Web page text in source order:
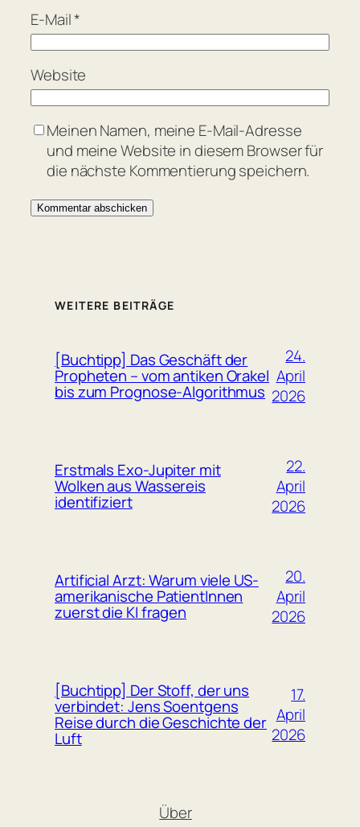
E-Mail*
Website
Meinen Namen, meine E-Mail-Adresse
und meine Website in diesem Browser für
die nächste Kommentierung speichern.
WEITERE BEITRÄGE
[Buchtipp] Das Geschäft der
Propheten – vom antiken Orakel
bis zum Prognose-Algorithmus
24.
April
2026
Erstmals Exo-Jupiter mit
Wolken aus Wassereis
identifiziert
22.
April
2026
Artificial Arzt: Warum viele US-
amerikanische PatientInnen
zuerst die KI fragen
20.
April
2026
[Buchtipp] Der Stoff, der uns
verbindet: Jens Soentgens
Reise durch die Geschichte der
Luft
17.
April
2026
Über